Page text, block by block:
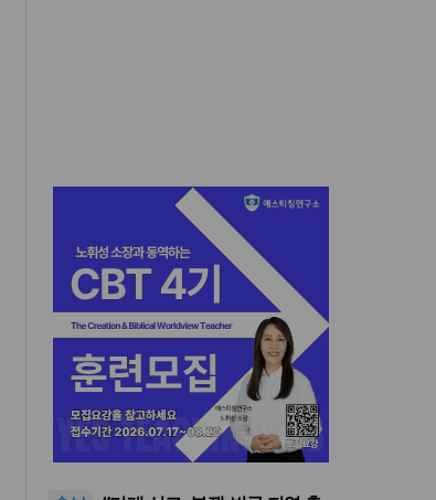
[최원호 목사의 영혼의 양식 63]
말씀은 같은데 왜 열매는 다를
美 이민구금센터에 억류됐던